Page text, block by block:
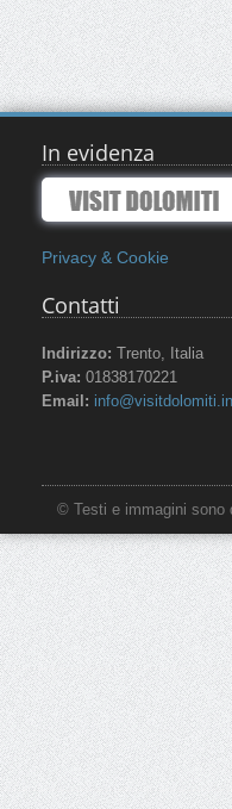
In evidenza
Privacy & Cookie
Contatti
Indirizzo: Trento, Italia
P.iva: 01838170221
Email:
© Testi e immagini sono